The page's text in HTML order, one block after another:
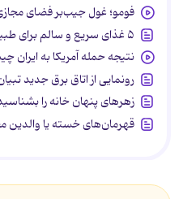
فومو؛ غول جیب‌بر فضای
۵ غذای سریع و سالم برای طبیعت‌گردی
نتیجه حمله آمریکا به ایران
رونمایی از اتاق برق جدید
زهرهای پنهان خانه را
قهرمان‌های خسته یا والدین